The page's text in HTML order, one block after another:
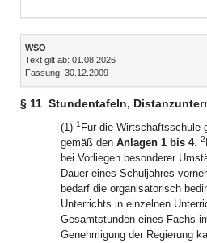
Inhalt
WSO
Text gilt ab: 01.08.2026
Fassung: 30.12.2009
§ 11 Stundentafeln,
(1) 1 Für die Wirtschaftsschule
gemäß den Anlagen 1 bis 4. 2
bei Vorliegen besonderer
Dauer eines Schuljahres
bedarf die organisatorisch
Unterrichts in einzelnen
Gesamtstunden eines Fachs
Genehmigung der Regierung